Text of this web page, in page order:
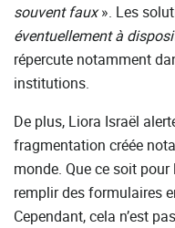
souvent faux». Les
éventuellement à
répercute notamment
institutions.
De plus, Liora Israël
fragmentation créée
monde. Que ce soit
remplir des formulaires
Cependant, cela n’est